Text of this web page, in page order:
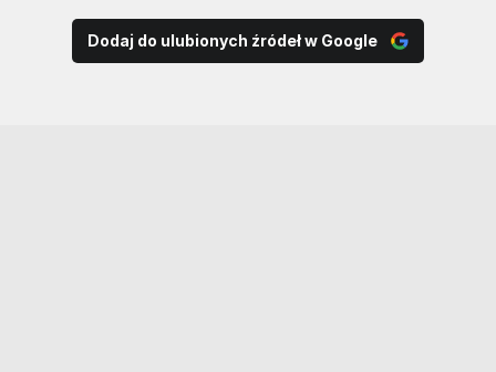
Dodaj do ulubionych źródeł w Google